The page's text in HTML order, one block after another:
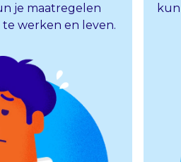
je maatregelen
werken en leven.